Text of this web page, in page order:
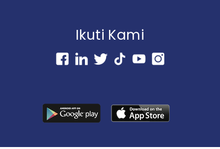
Ikuti Kami